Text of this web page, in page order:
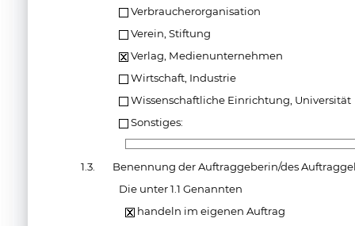
Verbraucherorganisation
Verein, Stiftung
Verlag, Medienunternehmen
Wirtschaft, Industrie
Wissenschaftliche Einrichtung, Universität
Sonstiges:
1.3.
Benennung der Auftraggeberin/des
Die unter 1.1 Genannten
handeln im eigenen Auftrag